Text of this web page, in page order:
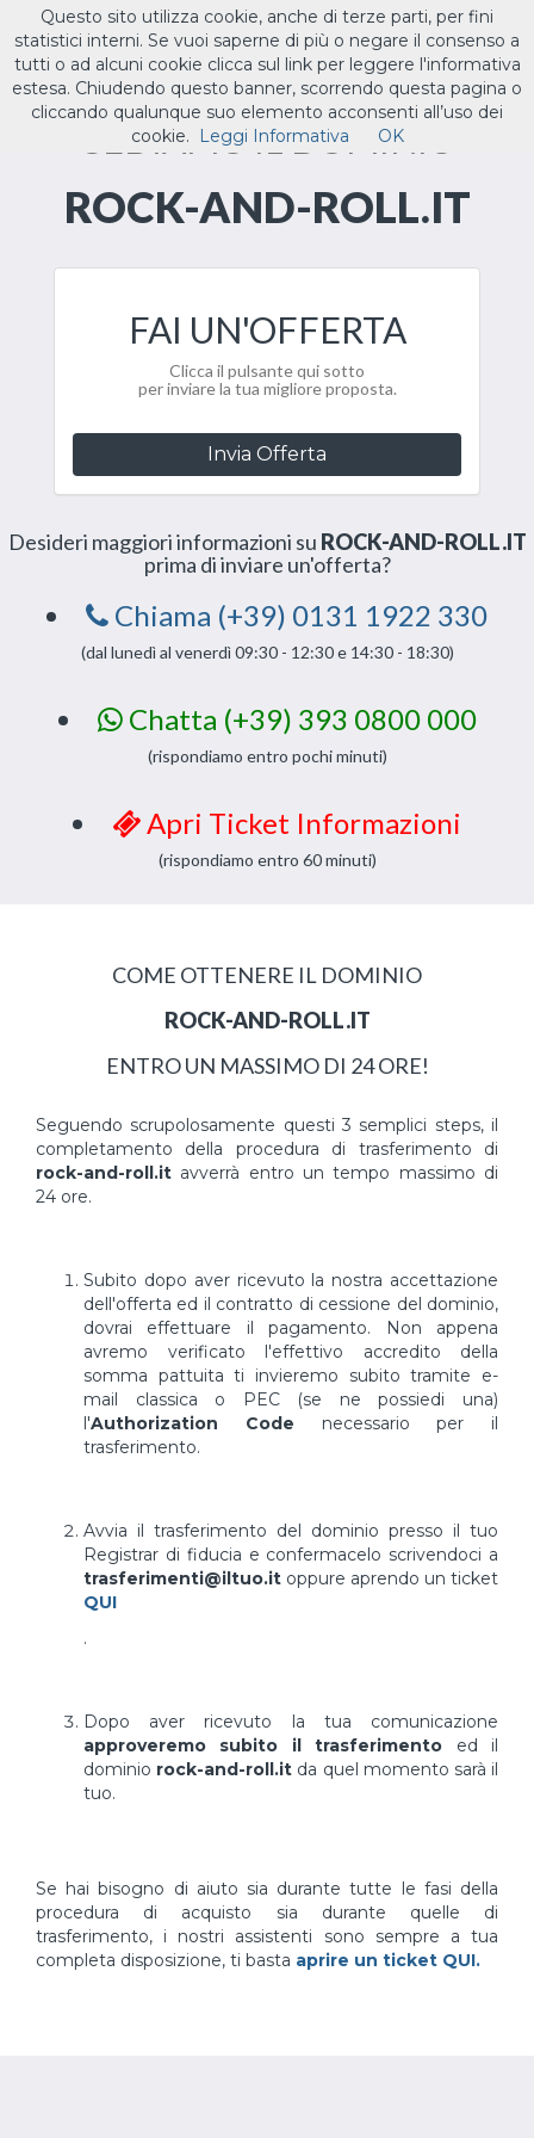
Toggle
ILTUO.IT
CEDIAMO IL DOMINIO
ROCK-AND-ROLL.IT
FAI UN'OFFERTA
Clicca il pulsante qui sotto
per inviare la tua migliore proposta.
Invia Offerta
Desideri maggiori informazioni su ROCK-AND-ROLL.IT
prima di inviare un'offerta?
Chiama (+39) 0131 1922 330
(dal lunedì al venerdì 09:30 - 12:30 e 14:30 - 18:30)
Chatta (+39) 393 0800 000
(rispondiamo entro pochi minuti)
Apri Ticket Informazioni
(rispondiamo entro 60 minuti)
COME OTTENERE IL DOMINIO
ROCK-AND-ROLL.IT
ENTRO UN MASSIMO DI 24 ORE!
Seguendo scrupolosamente questi 3 semplici steps, il
completamento della procedura di trasferimento di
rock-and-roll.it avverrà entro un tempo massimo di
24 ore.
Subito dopo aver ricevuto la nostra accettazione
dell'offerta ed il contratto di cessione del dominio,
dovrai effettuare il pagamento. Non appena
avremo verificato l'effettivo accredito della
somma pattuita ti invieremo subito tramite e-
mail classica o PEC (se ne possiedi una)
l'Authorization Code necessario per il
trasferimento.
Avvia il trasferimento del dominio presso il tuo
Registrar di fiducia e confermacelo scrivendoci a
trasferimenti@iltuo.it oppure aprendo un ticket
QUI
.
Dopo aver ricevuto la tua comunicazione
approveremo subito il trasferimento ed il
dominio rock-and-roll.it da quel momento sarà il
tuo.
Se hai bisogno di aiuto sia durante tutte le fasi della
procedura di acquisto sia durante quelle di
trasferimento, i nostri assistenti sono sempre a tua
completa disposizione, ti basta aprire un ticket QUI.
Questo sito utilizza cookie, anche di terze parti, per fini
statistici interni. Se vuoi saperne di più o negare il consenso a
tutti o ad alcuni cookie clicca sul link per leggere l'informativa
estesa. Chiudendo questo banner, scorrendo questa pagina o
cliccando qualunque suo elemento acconsenti all’uso dei
cookie.
Leggi Informativa OK